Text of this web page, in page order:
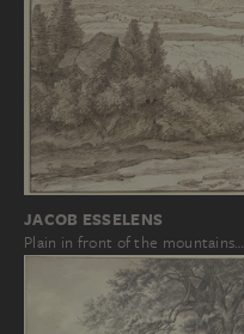
JACOB ESSELENS
Plain in front of the mountains…